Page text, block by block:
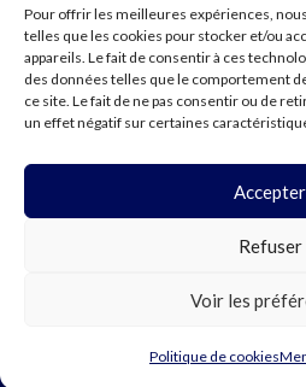
Pour offrir les meilleures expériences,
telles que les cookies pour stocker et/ou
appareils. Le fait de consentir à ces
des données telles que le comportement
ce site. Le fait de ne pas consentir ou de
un effet négatif sur certaines
Accepter
Refuser
Voir les
Politique de cookies
S'abonner à
notre
newsletter
COOKIES
WEBDESIGN PAR